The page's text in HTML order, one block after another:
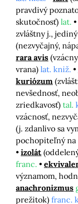
pravdivý
skutočnosť) lat.
zvláštny j.,
(nezvyčajný,
rara avis
vrana) lat. kniž.
kuriózum
nevšednosť,
zriedkavosť) tal.
vzácnosť,
(j. zdanlivo sa
pochopiteľný na
izolát
franc.
významom,
anachronizmus
prežitok) franc.